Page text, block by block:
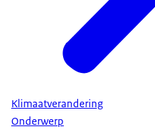
Klimaatverandering
Onderwerp